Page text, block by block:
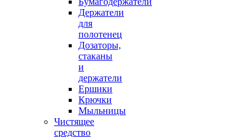
Держатели
для
полотенец
Дозаторы,
стаканы
и
держатели
Ершики
Крючки
Мыльницы
Чистящее
средство